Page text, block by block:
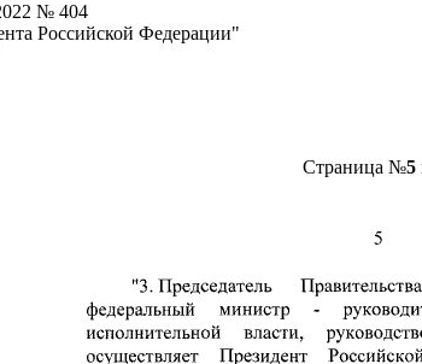
№ 404
Российской Федерации"
Страница №5